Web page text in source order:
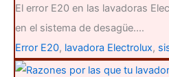
El error E20 en las lavadoras
en el sistema de desagüe.…
Error E20, lavadora Electrolux,